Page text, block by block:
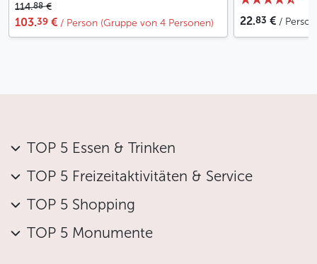
114.88€
103.39 € / Person (Gruppe von 4 Personen) 22.83 € / Person
TOP 5 Essen & Trinken
TOP 5 Freizeitaktivitäten & Service
TOP 5 Shopping
TOP 5 Monumente